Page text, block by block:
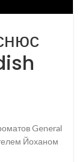
General
Йоханом